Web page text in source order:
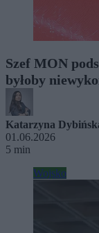
Szef MON
byłoby
Katarzyna
01.06.2026
5 min
Wojsko